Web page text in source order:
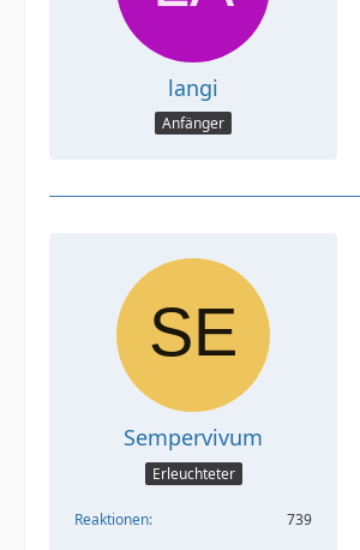
langi
Anfänger
Sempervivum
Erleuchteter
Reaktionen 739